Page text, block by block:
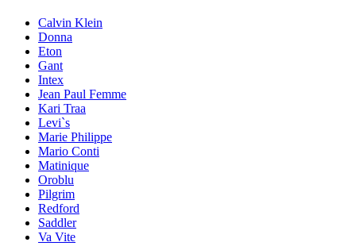
Calvin Klein
Donna
Eton
Gant
Intex
Jean Paul Femme
Kari Traa
Levi`s
Marie Philippe
Mario Conti
Matinique
Oroblu
Pilgrim
Redford
Saddler
Va Vite